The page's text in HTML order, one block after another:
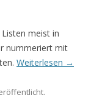
meist in
nummeriert mit
Weiterlesen →